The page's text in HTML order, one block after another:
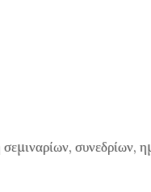
συνεδρίων,